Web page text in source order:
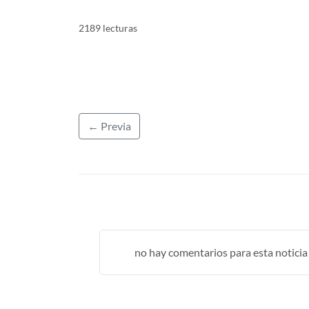
2189 lecturas
← Previa
no hay comentarios para esta noticia ...